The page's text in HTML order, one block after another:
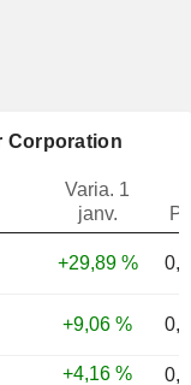
Corporation
Varia. 1
janv.
+29,89 %
+9,06 %
+4,16 %